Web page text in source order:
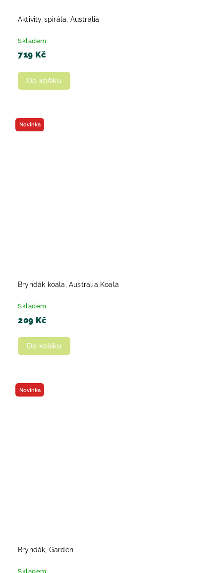
Aktivity spirála, Australia
Skladem
719 Kč
Do košíku
Novinka
Bryndák koala, Australia Koala
Skladem
209 Kč
Do košíku
Novinka
Bryndák, Garden
Skladem